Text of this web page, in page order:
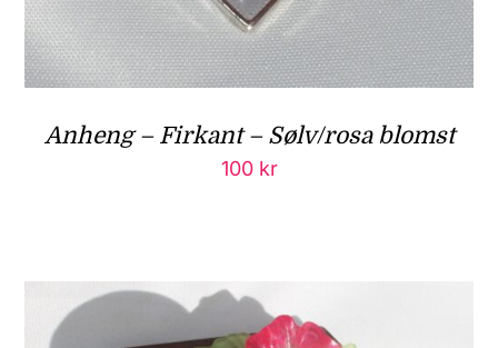
Anheng – Firkant – Sølv/rosa blomst
100 kr